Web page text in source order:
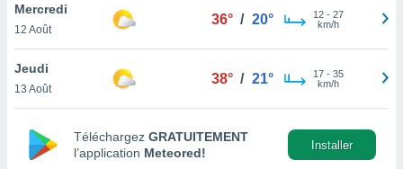
le
ainsi
un
Mercredi
12 Août
36° / 20° 12- 27
km/h
Jeudi
13 Août
38° / 21° 17- 35
km/h
Téléchargez GRATUITEMENT
l’application Meteored!
Installer